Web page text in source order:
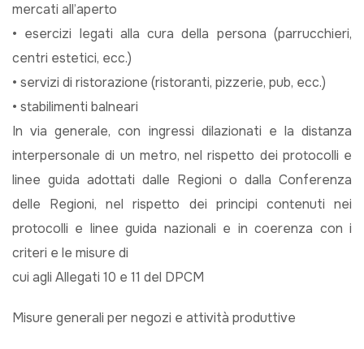
mercati all’aperto
• esercizi legati alla cura della persona (parrucchieri,
centri estetici, ecc.)
• servizi di ristorazione (ristoranti, pizzerie, pub, ecc.)
• stabilimenti balneari
In via generale, con ingressi dilazionati e la distanza
interpersonale di un metro, nel rispetto dei protocolli e
linee guida adottati dalle Regioni o dalla Conferenza
delle Regioni, nel rispetto dei principi contenuti nei
protocolli e linee guida nazionali e in coerenza con i
criteri e le misure di
cui agli Allegati 10 e 11 del DPCM
Misure generali per negozi e attività produttive